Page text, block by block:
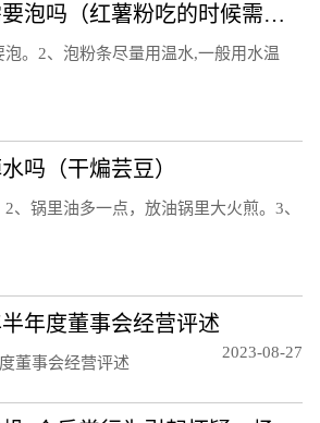
红薯粉吃之前需要泡吗（红薯粉吃的时候需要泡吗）
。2、泡粉条尽量用温水,一般用水温
吗（干煸芸豆）
、锅里油多一点，放油锅里大火煎。3、
年度董事会经营评述
董事会经营评述
2023-08-27